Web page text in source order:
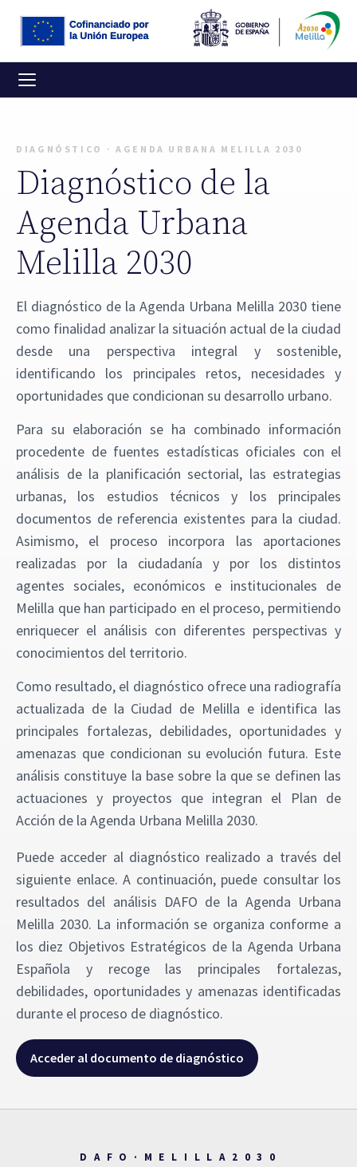
DIAGNÓSTICO · AGENDA URBANA MELILLA 2030
Diagnóstico de la
Agenda Urbana
Melilla 2030
El diagnóstico de la Agenda Urbana Melilla 2030 tiene
como finalidad analizar la situación actual de la ciudad
desde una perspectiva integral y sostenible,
identificando los principales retos, necesidades y
oportunidades que condicionan su desarrollo urbano.
Para su elaboración se ha combinado información
procedente de fuentes estadísticas oficiales con el
análisis de la planificación sectorial, las estrategias
urbanas, los estudios técnicos y los principales
documentos de referencia existentes para la ciudad.
Asimismo, el proceso incorpora las aportaciones
realizadas por la ciudadanía y por los distintos
agentes sociales, económicos e institucionales de
Melilla que han participado en el proceso, permitiendo
enriquecer el análisis con diferentes perspectivas y
conocimientos del territorio.
Como resultado, el diagnóstico ofrece una radiografía
actualizada de la Ciudad de Melilla e identifica las
principales fortalezas, debilidades, oportunidades y
amenazas que condicionan su evolución futura. Este
análisis constituye la base sobre la que se definen las
actuaciones y proyectos que integran el Plan de
Acción de la Agenda Urbana Melilla 2030.
Puede acceder al diagnóstico realizado a través del
siguiente enlace. A continuación, puede consultar los
resultados del análisis DAFO de la Agenda Urbana
Melilla 2030. La información se organiza conforme a
los diez Objetivos Estratégicos de la Agenda Urbana
Española y recoge las principales fortalezas,
debilidades, oportunidades y amenazas identificadas
durante el proceso de diagnóstico.
Acceder al documento de diagnóstico
D A F O · M E L I L L A 2 0 3 0